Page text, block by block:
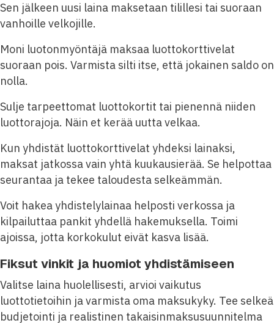
Sen jälkeen uusi laina maksetaan tilillesi tai suoraan
vanhoille velkojille.
Moni luotonmyöntäjä maksaa luottokorttivelat
suoraan pois. Varmista silti itse, että jokainen saldo on
nolla.
Sulje tarpeettomat luottokortit tai pienennä niiden
luottorajoja. Näin et kerää uutta velkaa.
Kun yhdistät luottokorttivelat yhdeksi lainaksi,
maksat jatkossa vain yhtä kuukausierää. Se helpottaa
seurantaa ja tekee taloudesta selkeämmän.
Voit hakea yhdistelylainaa helposti verkossa ja
kilpailuttaa pankit yhdellä hakemuksella. Toimi
ajoissa, jotta korkokulut eivät kasva lisää.
Fiksut vinkit ja huomiot yhdistämiseen
Valitse laina huolellisesti, arvioi vaikutus
luottotietoihin ja varmista oma maksukyky. Tee selkeä
budjetointi ja realistinen takaisinmaksusuunnitelma